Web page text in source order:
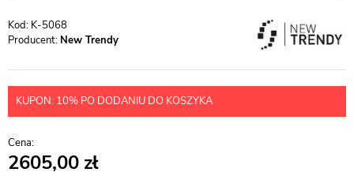
K-5068
Producent: New Trendy
KUPON: 10% PO DODANIU DO KOSZYKA
2605,00